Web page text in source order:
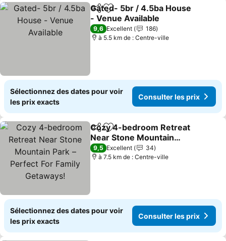
PartagerAjouter à mes favoris
Gated- 5br / 4.5ba House
- Venue Available
Consulter les prix
9,6 Excellent
186
à 5.5 km de : Centre-ville
Sélectionnez des dates pour voir
les prix exacts
Consulter les prix
PartagerAjouter à mes favoris
Cozy 4-bedroom Retreat
Near Stone Mountain
Park – Perfect For Family
Getaways!
Consulter les prix
9,5 Excellent
34
à 7.5 km de : Centre-ville
Sélectionnez des dates pour voir
les prix exacts
Consulter les prix